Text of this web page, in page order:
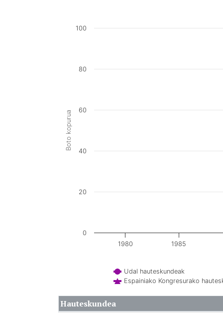
Boto kopurua
Udal hauteskundeak
Espainiako Kongresurako
1980 1985
0
20
40
60
80
100
Hauteskundea